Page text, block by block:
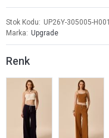
Stok Kodu
UP26Y-305005-H001
Marka
Upgrade
Renk